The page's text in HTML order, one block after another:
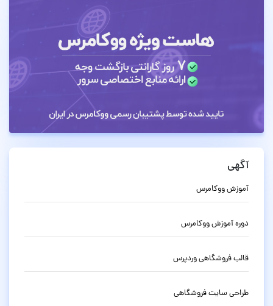
آگهی
آموزش ووکامرس
دوره آموزش ووکامرس
قالب فروشگاهی وردپرس
طراحی سایت فروشگاهی